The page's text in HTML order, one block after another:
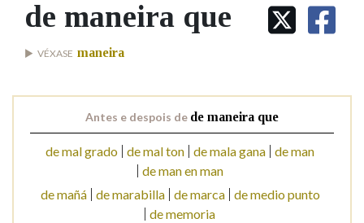
IDENTIDADE CORPORATIVA
MARCIAL DEL ADALID
FIGURAS HOMENAXEADAS
PRIMAVERA DAS LETRAS
PORTAL DAS PALABRAS
Facebook
TwitterYoutubeInstagram
Bluesky
BUSCAR NOS LEMAS
Comeza por
de maneira que
VÉXASE maneira
Antes e despois de de maneira que
de mal grado de mal ton de mala gana de man
de man en man
de mañá
de marabilla de marca
de medio punto
de memoria